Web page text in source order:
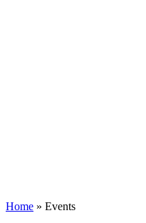
Home » Events